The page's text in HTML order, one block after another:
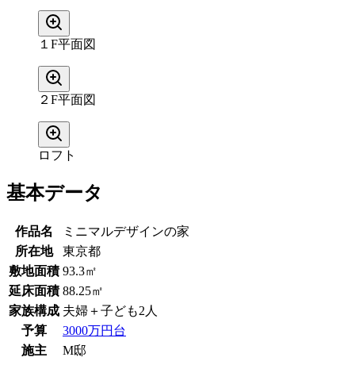
１F平面図
２F平面図
ロフト
基本データ
作品名
ミニマルデザインの家
所在地
東京都
敷地面積 93.3㎡
延床面積 88.25㎡
家族構成 夫婦＋子ども2人
予算
3000万円台
施主
M邸